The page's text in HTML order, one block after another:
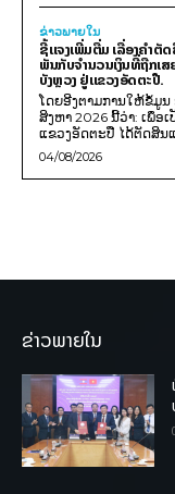
ຂ່າວພາຍ​ໃນ
ຊີ້ແຈງເພີ່ມຕື່ມ ເລື່ອງຄໍາຕັ
ພັນກັບຈຳນວນເງິນທີ່ຖືກເ
ບັງຫຼວງ ຢູ່ແຂວງອັດຕະປື.
ໂດຍອີງຕາມການໃຫ້ຂໍ້ມູນ​
ສິງຫາ 2026 ນີ້ວ່າ: ເພຶ່ອ
ແຂວງອັດຕະປື ໄດ້ຕັດສິນແ
04/08/2026
ຂ່າວພາຍໃນ